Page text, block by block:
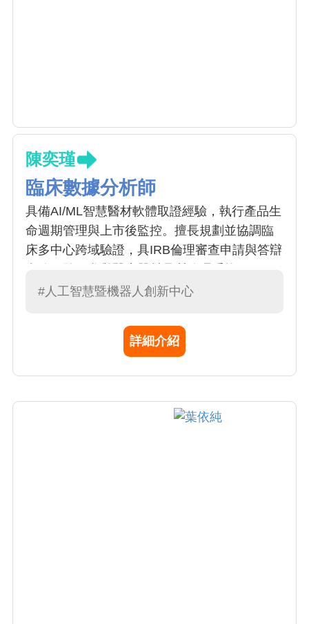
陳奕瑾
臨床數據分析師
具備AI/ML智慧醫材軟體取證經驗，執行產品生
命週期管理與上市後監控。擅長規劃並協調臨
床多中心跨域驗證，具IRB倫理審查申請與答辯
（QMS）建置，亦具科學論文撰寫與統計分析
合規性與臨床價值。
#人工智慧暨機器人創新中心
詳細介紹